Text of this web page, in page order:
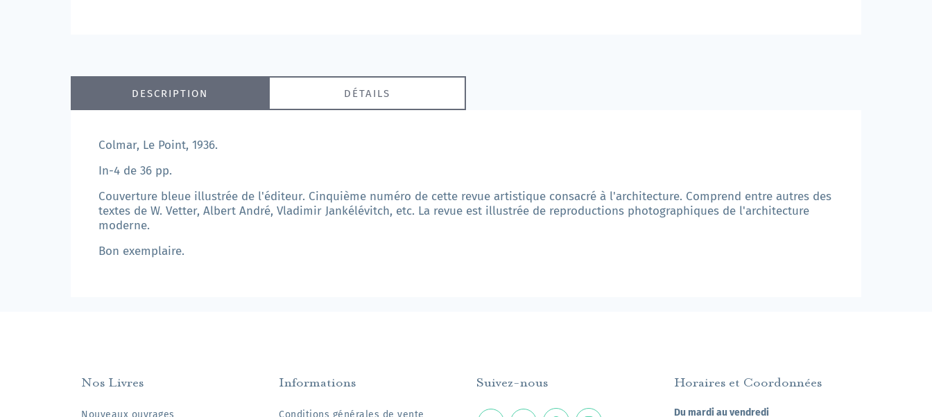
DESCRIPTION DÉTAILS
Colmar, Le Point, 1936.
In-4 de 36 pp.
Couverture bleue illustrée de l'éditeur. Cinquième numéro de cette revue artistique consacré à l'architecture. Comprend entre autres des
textes de W. Vetter, Albert André, Vladimir Jankélévitch, etc. La revue est illustrée de reproductions photographiques de l'architecture
moderne.
Bon exemplaire.
Nos Livres
Nouveaux ouvrages
Informations
Conditions générales de vente
Suivez-nous Horaires et Coordonnées
Du mardi au vendredi